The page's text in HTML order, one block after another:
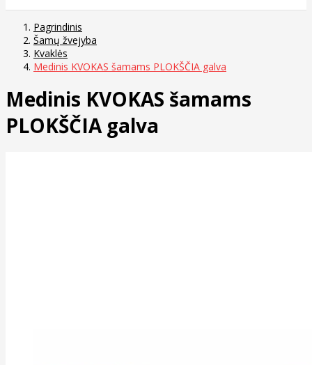
Pagrindinis
Šamų žvejyba
Kvaklės
Medinis KVOKAS šamams PLOKŠČIA galva
Medinis KVOKAS šamams
PLOKŠČIA galva